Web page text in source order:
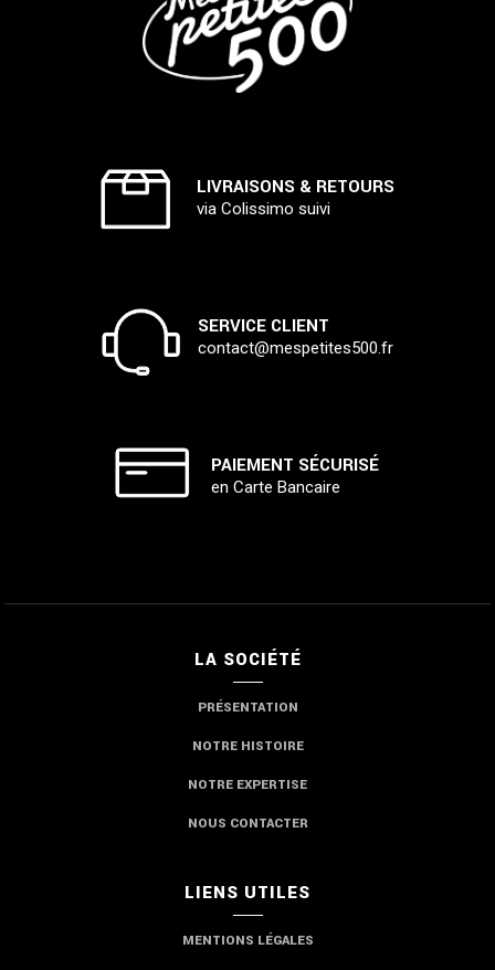
LIVRAISONS & RETOURS
via Colissimo suivi
SERVICE CLIENT
contact@mespetites500.fr
PAIEMENT SÉCURISÉ
en Carte Bancaire
LA SOCIÉTÉ
PRÉSENTATION
NOTRE HISTOIRE
NOTRE EXPERTISE
NOUS CONTACTER
LIENS UTILES
MENTIONS LÉGALES